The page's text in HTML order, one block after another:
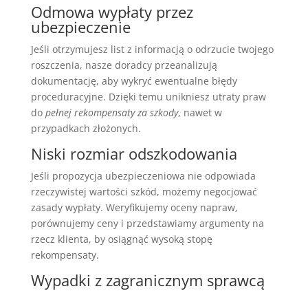
Odmowa wypłaty przez
ubezpieczenie
Jeśli otrzymujesz list z informacją o odrzucie twojego
roszczenia, nasze doradcy przeanalizują
dokumentację, aby wykryć ewentualne błędy
proceduracyjne. Dzięki temu unikniesz utraty praw
do pełnej rekompensaty za szkody, nawet w
przypadkach złożonych.
Niski rozmiar odszkodowania
Jeśli propozycja ubezpieczeniowa nie odpowiada
rzeczywistej wartości szkód, możemy negocjować
zasady wypłaty. Weryfikujemy oceny napraw,
porównujemy ceny i przedstawiamy argumenty na
rzecz klienta, by osiągnąć wysoką stopę
rekompensaty.
Wypadki z zagranicznym sprawcą